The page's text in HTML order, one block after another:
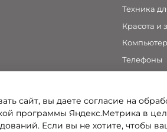
Техника
Красота и
Телефоны
сайт, вы даете согласие на
программы Яндекс.Метрика в
Если вы не хотите, чтобы